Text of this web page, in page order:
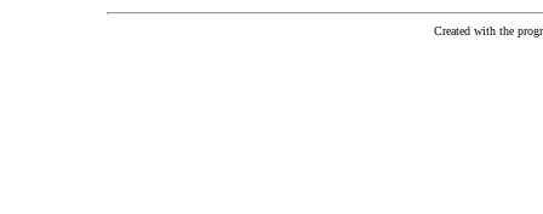
Created with the